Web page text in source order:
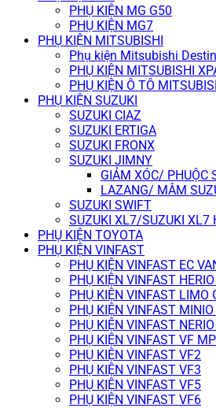
PHỤ KIỆN MG G50
PHỤ KIỆN MG7
PHỤ KIỆN MITSUBISHI
Phụ kiện Mitsubishi
PHỤ KIỆN MITSUBISHI
PHỤ KIỆN Ô TÔ
PHỤ KIỆN SUZUKI
SUZUKI CIAZ
SUZUKI ERTIGA
SUZUKI FRONX
SUZUKI JIMNY
GIẢM XÓC/ PHUỘC
LAZANG/ MÂM
SUZUKI SWIFT
SUZUKI XL7/SUZUKI XL7
PHỤ KIỆN TOYOTA
PHỤ KIỆN VINFAST
PHỤ KIỆN VINFAST EC
PHỤ KIỆN VINFAST
PHỤ KIỆN VINFAST LIMO
PHỤ KIỆN VINFAST MINIO
PHỤ KIỆN VINFAST
PHỤ KIỆN VINFAST VF
PHỤ KIỆN VINFAST VF2
PHỤ KIỆN VINFAST VF3
PHỤ KIỆN VINFAST VF5
PHỤ KIỆN VINFAST VF6